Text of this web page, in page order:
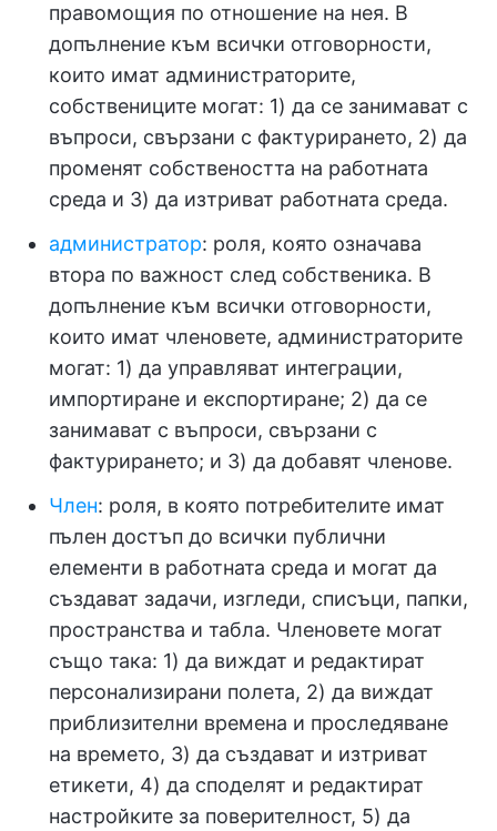
правомощия по отношение на нея. В
допълнение към всички отговорности,
които имат администраторите,
собствениците могат: 1) да се занимават с
въпроси, свързани с фактурирането, 2) да
променят собствеността на работната
среда и 3) да изтриват работната среда.
администратор: роля, която означава
втора по важност след собственика. В
допълнение към всички отговорности,
които имат членовете, администраторите
могат: 1) да управляват интеграции,
импортиране и експортиране; 2) да се
занимават с въпроси, свързани с
фактурирането; и 3) да добавят членове.
Член: роля, в която потребителите имат
пълен достъп до всички публични
елементи в работната среда и могат да
създават задачи, изгледи, списъци, папки,
пространства и табла. Членовете могат
също така: 1) да виждат и редактират
персонализирани полета, 2) да виждат
приблизителни времена и проследяване
на времето, 3) да създават и изтриват
етикети, 4) да споделят и редактират
настройките за поверителност, 5) да